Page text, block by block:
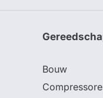
Bouw